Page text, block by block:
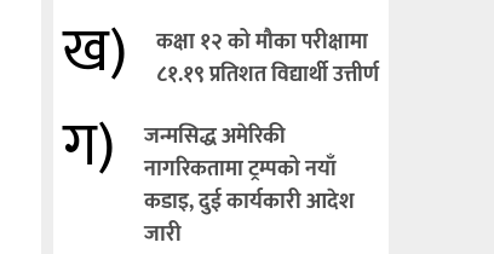
ख)
कक्षा १२ को मौका परीक्षामा
८१.१९ प्रतिशत विद्यार्थी उत्तीर्ण
ग)
जन्मसिद्ध अमेरिकी
नागरिकतामा ट्रम्पको नयाँ
कडाइ, दुई कार्यकारी आदेश
जारी